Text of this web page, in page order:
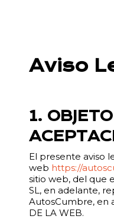
Aviso
1.
El presente aviso
web https://
sitio web, del que
SL, en adelante,
AutosCumbre, en
DE LA WEB.